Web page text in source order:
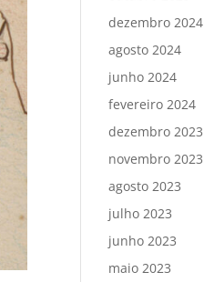
dezembro 2024
agosto 2024
junho 2024
fevereiro 2024
dezembro 2023
novembro 2023
agosto 2023
julho 2023
junho 2023
maio 2023